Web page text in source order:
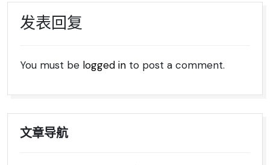
发表回复
You must be logged in to post a comment.
文章导航